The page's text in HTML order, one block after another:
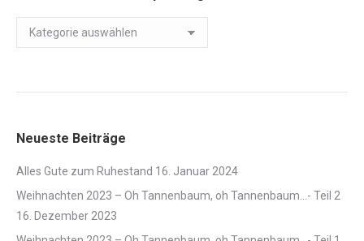
Kartenträume
und
Neueste Beiträge
Alles Gute zum Ruhestand 16. Januar 2024
Weihnachten 2023 – Oh Tannenbaum, oh Tannenbaum…- Teil 2
16. Dezember 2023